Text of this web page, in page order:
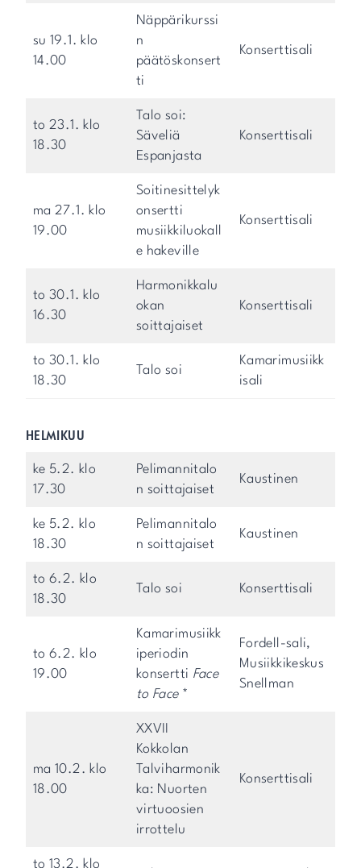
su 19.1. klo
14.00
Näppärikurssi
n
päätöskonsert
ti
Konserttisali
to 23.1. klo
18.30
Talo soi:
Säveliä
Espanjasta
Konserttisali
ma 27.1. klo
19.00
Soitinesittelyk
onsertti
musiikkiluokall
e hakeville
Konserttisali
to 30.1. klo
16.30
Harmonikkalu
okan
soittajaiset
Konserttisali
to 30.1. klo
18.30
Talo soi
Kamarimusiikk
isali
HELMIKUU
ke 5.2. klo
17.30
Pelimannitalo
n soittajaiset
Kaustinen
ke 5.2. klo
18.30
Pelimannitalo
n soittajaiset
Kaustinen
to 6.2. klo
18.30
Talo soi Konserttisali
to 6.2. klo
19.00
Kamarimusiikk
iperiodin
konsertti Face
to Face*
Fordell-sali,
Musiikkikeskus
Snellman
ma 10.2. klo
18.00
XXVII
Kokkolan
Talviharmonik
ka: Nuorten
virtuoosien
irrottelu
Konserttisali
to 13.2. klo